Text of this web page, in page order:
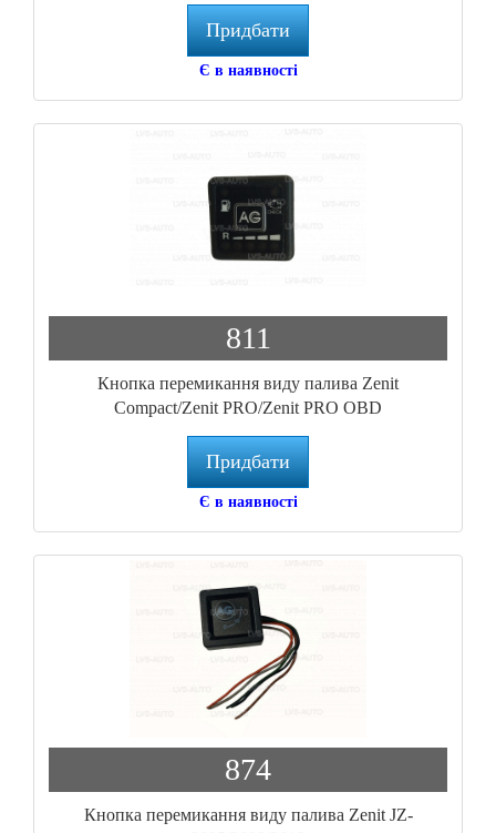
Придбати
Є в наявності
811
Кнопка перемикання виду палива Zenit
Compact/Zenit PRO/Zenit PRO OBD
Придбати
Є в наявності
874
Кнопка перемикання виду палива Zenit JZ-